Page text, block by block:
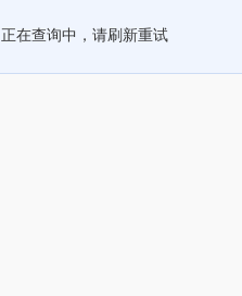
正在查询中，请刷新重试